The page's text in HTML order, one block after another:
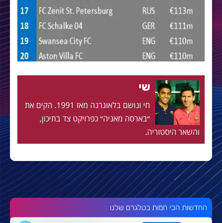
שי
חי ונושם בלאוגרנה מאז 1991. הקים את
״בארסה מאניה״ כפרויקט צד בתיכון,
והשאר היסטוריה.
החדשות הכי חמות בטלגרם שלנו